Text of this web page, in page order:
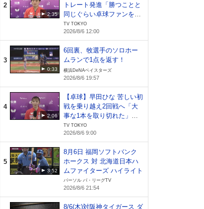
2
2:35
トレート発進「勝つことと
同じぐらい卓球ファンを増
やしたい」｜WTTチャンピ
オンズ横浜2026
TV TOKYO
2026/8/6 12:00
3
0:33
6回裏、牧選手のソロホー
ムランで1点を返す！
横浜DeNAベイスターズ
2026/8/6 19:57
4
2:06
【卓球】早田ひな 苦しい初
戦を乗り越え2回戦へ「大
事な1本を取り切れた」日
本開催でファンへ恩返し｜
WTTチャンピオンズ横浜20
26
TV TOKYO
2026/8/6 9:00
5
3:52
8月6日 福岡ソフトバンク
ホークス 対 北海道日本ハ
ムファイターズ ハイライト
パーソル パ・リーグTV
2026/8/6 21:54
8/6(木)対阪神タイガース ダ